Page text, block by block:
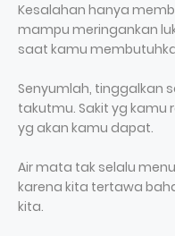
Kesalahan hanya
mampu meringankan
saat kamu
Senyumlah, tinggalkan
takutmu. Sakit yg
yg akan kamu dapat.
Air mata tak selalu
karena kita tertawa
kita.